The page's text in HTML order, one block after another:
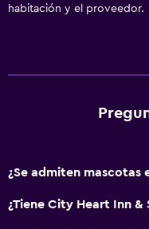
Nevera
Bañera de hidromasaje
habitación y el proveedor.
¿Se admiten mascotas
¿Tiene City Heart Inn &